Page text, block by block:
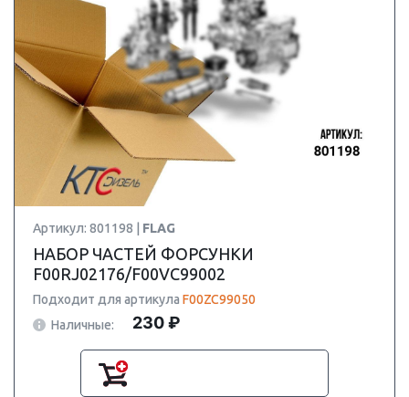
Артикул: 801198 | FLAG
НАБОР ЧАСТЕЙ ФОРСУНКИ
F00RJ02176/F00VC99002
Подходит для артикула F00ZC99050
Наличные:
230 ₽